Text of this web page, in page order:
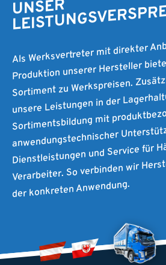
UNSER
Als Werksvertreter mit direkter
Produktion unserer Hersteller
Sortiment zu Werkspreisen.
unsere Leistungen in der
Sortimentsbildung mit
anwendungstechnischer
Dienstleistungen und Service für
Verarbeiter. So verbinden wir
der konkreten Anwendung.